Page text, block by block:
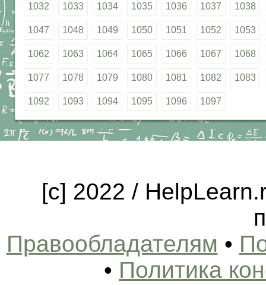
1032 1033 1034 1035 1036 1037 1038
1047 1048 1049 1050 1051 1052 1053
1062 1063 1064 1065 1066 1067 1068
1077 1078 1079 1080 1081 1082 1083
1092 1093 1094 1095 1096 1097
[c] 2022 /
Правообладателям •
• Политика